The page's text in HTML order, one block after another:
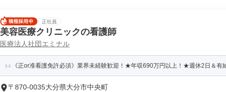
正社員
美容医療クリニックの看護師
医療法人社団エミナル
《正or准看護免許必須》業界未経験歓迎！★年収690万円以上！★週休2日＆
〒870-0035大分県大分市中央町